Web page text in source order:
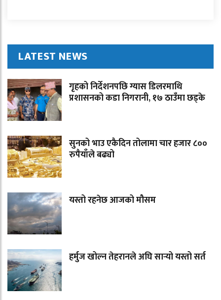
LATEST NEWS
गृहको निर्देशनपछि ग्यास डिलरमाथि
प्रशासनको कडा निगरानी, १७ ठाउँमा छड्के
सुनको भाउ एकैदिन तोलामा चार हजार ८००
रुपैयाँले बढ्यो
यस्तो रहनेछ आजको मौसम
हर्मुज खोल्न तेहरानले अघि सार्‍यो यस्तो सर्त